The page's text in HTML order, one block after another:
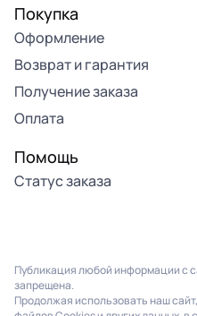
Покупка
Оформление
Возврат и гарантия
Получение заказа
Оплата
Помощь
Статус заказа
Публикация любой информации с
запрещена.
Продолжая использовать наш